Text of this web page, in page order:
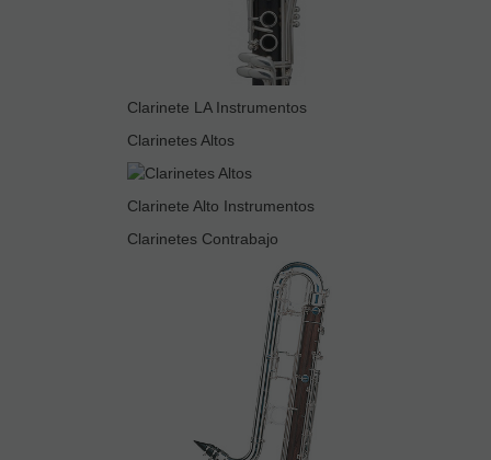
Clarinete LA Instrumentos
Clarinetes Altos
Clarinete Alto Instrumentos
Clarinetes Contrabajo